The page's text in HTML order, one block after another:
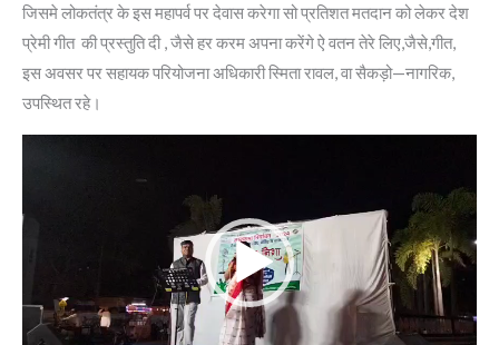
जिसमे लोकतंत्र के इस महापर्व पर देवास करेगा सो प्रतिशत मतदान को लेकर देश
प्रेमी गीत की प्रस्तुति दी , जैसे हर करम अपना करेंगे ऐ वतन तेरे लिए,जैसे,गीत,
इस अवसर पर सहायक परियोजना अधिकारी स्मिता रावल, वा सैकड़ो—नागरिक,
उपस्थित रहे।